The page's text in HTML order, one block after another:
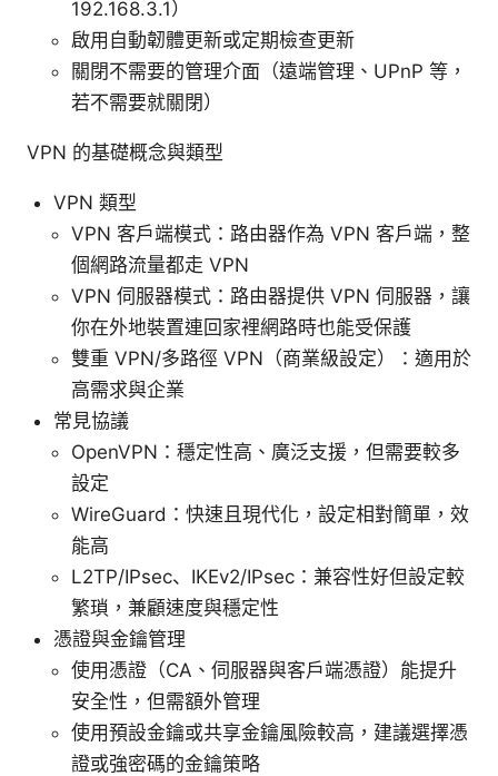
192.168.3.1）
啟用自動韌體更新或定期檢查更新
關閉不需要的管理介面（遠端管理、UPnP 等，
若不需要就關閉）
VPN 的基礎概念與類型
VPN 類型
VPN 客戶端模式：路由器作為 VPN 客戶端，整
個網路流量都走 VPN
VPN 伺服器模式：路由器提供 VPN 伺服器，讓
你在外地裝置連回家裡網路時也能受保護
雙重 VPN/多路徑 VPN（商業級設定）：適用於
高需求與企業
常見協議
OpenVPN：穩定性高、廣泛支援，但需要較多
設定
WireGuard：快速且現代化，設定相對簡單，效
能高
L2TP/IPsec、IKEv2/IPsec：兼容性好但設定較
繁瑣，兼顧速度與穩定性
憑證與金鑰管理
使用憑證（CA、伺服器與客戶端憑證）能提升
安全性，但需額外管理
使用預設金鑰或共享金鑰風險較高，建議選擇憑
證或強密碼的金鑰策略